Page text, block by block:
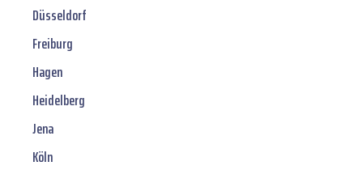
Düsseldorf
Freiburg
Hagen
Heidelberg
Jena
Köln